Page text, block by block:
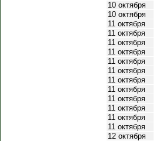
10 октября
10 октября
11 октября
11 октября
11 октября
11 октября
11 октября
11 октября
11 октября
11 октября
11 октября
11 октября
11 октября
11 октября
12 октября